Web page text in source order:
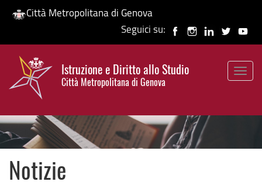
Salta
contenuto
principale
Città Metropolitana di Genova
Seguici su:
Istruzione e Diritto allo Studio
Città Metropolitana di Genova
HP banner
Notizie